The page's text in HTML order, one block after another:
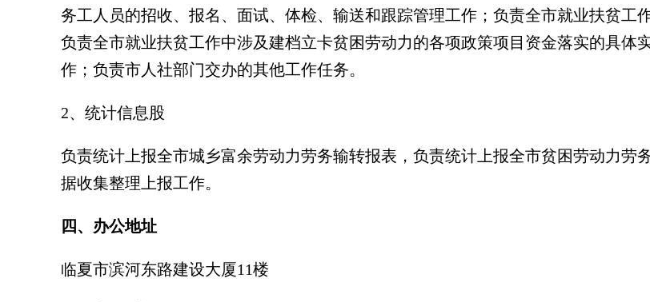
务工人员的招收、报名、面试、体检、输送和跟踪管理工作；负责全市就业扶贫工
负责全市就业扶贫工作中涉及建档立卡贫困劳动力的各项政策项目资金落实的具体
作；负责市人社部门交办的其他工作任务。
2、统计信息股
负责统计上报全市城乡富余劳动力劳务输转报表，负责统计上报全市贫困劳动力劳
据收集整理上报工作。
四、办公地址
临夏市滨河东路建设大厦11楼